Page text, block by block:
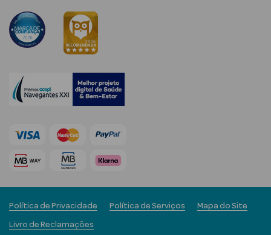
Rosto e
Ver Tudo
Cosmética
Rosto
Hidratantes
Séruns Faciais
Anti-
envelhecimento
Política de Privacidade Política de Serviços Mapa do Site
Livro de Reclamações